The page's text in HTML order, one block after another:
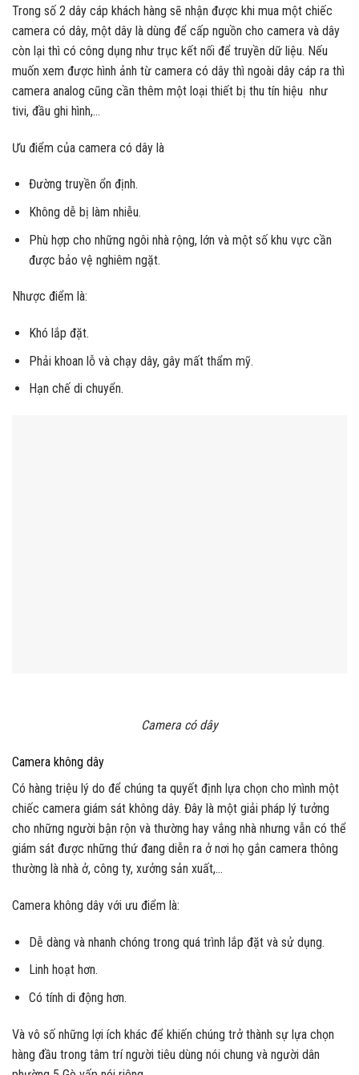
Trong số 2 dây cáp khách hàng sẽ nhận được khi mua một chiếc
camera có dây, một dây là dùng để cấp nguồn cho camera và dây
còn lại thì có công dụng như trục kết nối để truyền dữ liệu. Nếu
muốn xem được hình ảnh từ camera có dây thì ngoài dây cáp ra thì
camera analog cũng cần thêm một loại thiết bị thu tín hiệu như
tivi, đầu ghi hình,…
Ưu điểm của camera có dây là
Đường truyền ổn định.
Không dễ bị làm nhiễu.
Phù hợp cho những ngôi nhà rộng, lớn và một số khu vực cần
được bảo vệ nghiêm ngặt.
Nhược điểm là:
Khó lắp đặt.
Phải khoan lỗ và chạy dây, gây mất thẩm mỹ.
Hạn chế di chuyển.
Camera có dây
Camera không dây
Có hàng triệu lý do để chúng ta quyết định lựa chọn cho mình một
chiếc camera giám sát không dây. Đây là một giải pháp lý tưởng
cho những người bận rộn và thường hay vắng nhà nhưng vẫn có thể
giám sát được những thứ đang diễn ra ở nơi họ gắn camera thông
thường là nhà ở, công ty, xưởng sản xuất,…
Camera không dây với ưu điểm là:
Dễ dàng và nhanh chóng trong quá trình lắp đặt và sử dụng.
Linh hoạt hơn.
Có tính di động hơn.
Và vô số những lợi ích khác để khiến chúng trở thành sự lựa chọn
hàng đầu trong tâm trí người tiêu dùng nói chung và người dân